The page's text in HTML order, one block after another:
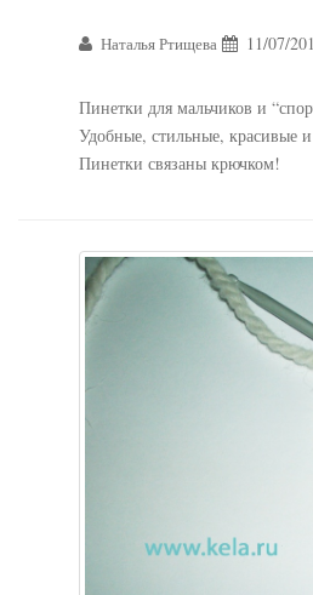
Наталья Ртищева 11/07/
Пинетки для мальчиков и
Удобные, стильные, красивые
Пинетки связаны крючком!